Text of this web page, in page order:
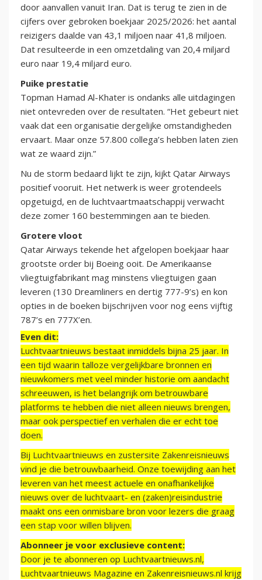
door aanvallen vanuit Iran. Dat is terug te zien in de
cijfers over gebroken boekjaar 2025/2026: het aantal
reizigers daalde van 43,1 miljoen naar 41,8 miljoen.
Dat resulteerde in een omzetdaling van 20,4 miljard
euro naar 19,4 miljard euro.
Puike prestatie
Topman Hamad Al-Khater is ondanks alle uitdagingen
niet ontevreden over de resultaten. “Het gebeurt niet
vaak dat een organisatie dergelijke omstandigheden
ervaart. Maar onze 57.800 collega’s hebben laten zien
wat ze waard zijn.”
Nu de storm bedaard lijkt te zijn, kijkt Qatar Airways
positief vooruit. Het netwerk is weer grotendeels
opgetuigd, en de luchtvaartmaatschappij verwacht
deze zomer 160 bestemmingen aan te bieden.
Grotere vloot
Qatar Airways tekende het afgelopen boekjaar haar
grootste order bij Boeing ooit. De Amerikaanse
vliegtuigfabrikant mag minstens vliegtuigen gaan
leveren (130 Dreamliners en dertig 777-9’s) en kon
opties in de boeken bijschrijven voor nog eens vijftig
787’s en 777X’en.
Even dit:
Luchtvaartnieuws bestaat inmiddels bijna 25 jaar. In
een tijd waarin talloze vergelijkbare bronnen en
nieuwkomers met veel minder historie om aandacht
schreeuwen, is het belangrijk om betrouwbare
platforms te hebben die niet alleen nieuws brengen,
maar ook perspectief en verhalen die er echt toe
doen.
Bij Luchtvaartnieuws en zustersite Zakenreisnieuws
vind je die betrouwbaarheid. Onze toewijding aan het
leveren van het meest actuele en onafhankelijke
nieuws over de luchtvaart- en (zaken)reisindustrie
maakt ons een onmisbare bron voor lezers die graag
een stap voor willen blijven.
Abonneer je voor exclusieve content:
Door je te abonneren op Luchtvaartnieuws.nl,
Luchtvaartnieuws Magazine en Zakenreisnieuws.nl krijg